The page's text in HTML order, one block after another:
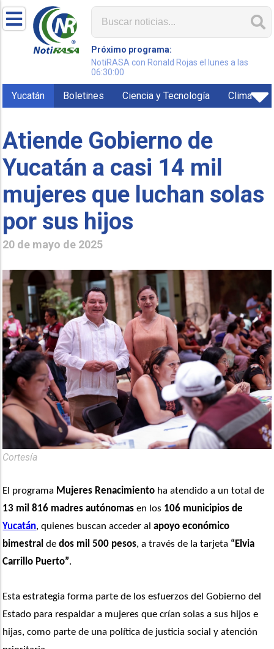
Próximo programa:
NotiRASA con Ronald Rojas el lunes a las
06:30:00
Yucatán Boletines Ciencia y Tecnología Clima
Atiende Gobierno de
Yucatán a casi 14 mil
mujeres que luchan solas
por sus hijos
20 de mayo de 2025
Cortesía
El programa Mujeres Renacimiento
13 mil 816 madres autónomas en los
Yucatán, quienes buscan acceder al apoyo económico
bimestral de dos mil 500 pesos, a través de la tarjeta “Elvia
Carrillo Puerto”.
Esta estrategia forma parte de los esfuerzos del Gobierno del
Estado para respaldar a mujeres que crían solas a sus hijos e
hijas, como parte de una política de justicia social y atención